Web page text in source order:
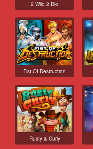
2 Wild 2 Die
Fist Of Destruction
Rusty & Curly